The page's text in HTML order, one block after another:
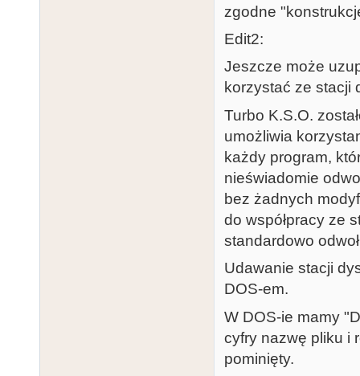
zgodne
Edit2:
Jeszcze może
korzystać ze stacji
Turbo K.S.O.
umożliwia
każdy program,
nieświadomie
bez żadnych
do współpracy ze
standardowo
Udawanie stacji
DOS-em.
W DOS-ie mamy
cyfry nazwę pliku i
pominięty.